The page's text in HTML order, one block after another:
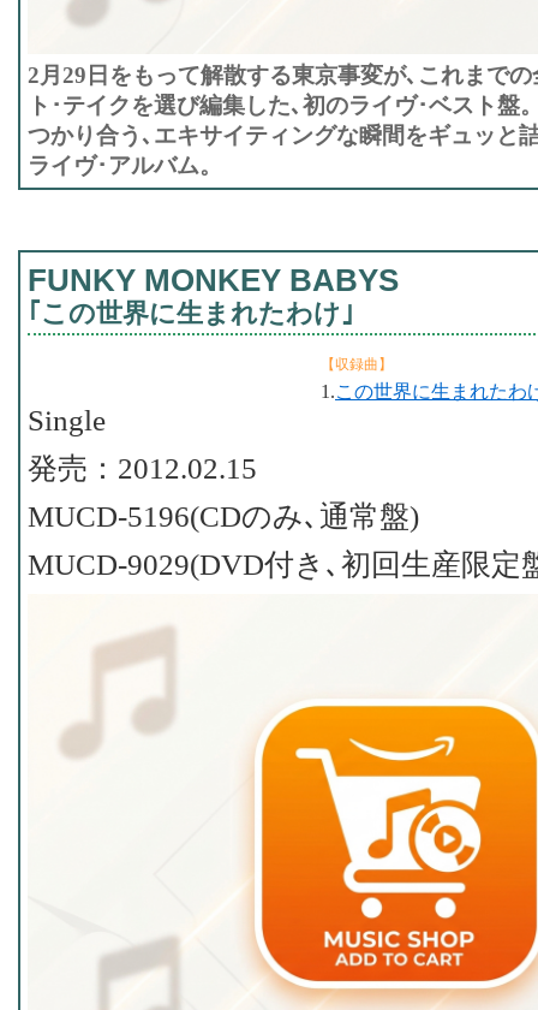
2月29日をもって解散する東京事変が､これまで
ト･テイクを選び編集した､初のライヴ･ベスト盤
つかり合う､エキサイティングな瞬間をギュッと
ライヴ･アルバム。
FUNKY MONKEY BABYS
｢この世界に生まれたわけ｣
【収録曲】
1.この世界に生まれたわ
Single
発売：2012.02.15
MUCD-5196(CDのみ､通常盤)
MUCD-9029(DVD付き､初回生産限定